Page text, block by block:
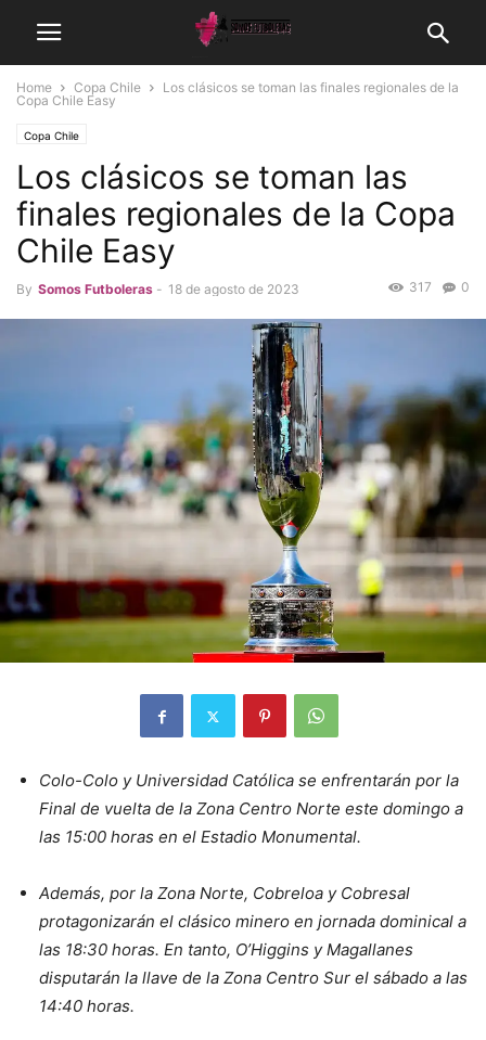
Home Copa Chile
Los clásicos se toman las finales regionales de la
Copa Chile Easy
Copa Chile
Los clásicos se toman las
finales regionales de la Copa
Chile Easy
By Somos Futboleras - 18 de agosto de 2023 0
317
Colo-Colo y Universidad Católica se enfrentarán por la
Final de vuelta de la Zona Centro Norte este domingo a
las 15:00 horas en el Estadio Monumental.
Además, por la Zona Norte, Cobreloa y Cobresal
protagonizarán el clásico minero en jornada dominical a
las 18:30 horas. En tanto, O’Higgins y Magallanes
disputarán la llave de la Zona Centro Sur el sábado a las
14:40 horas.